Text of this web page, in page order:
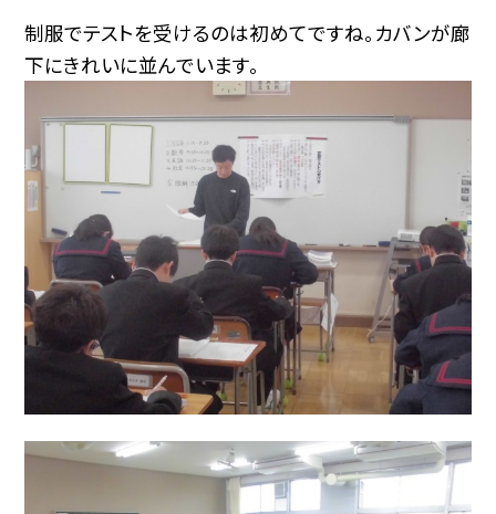
制服でテストを受けるのは初めてですね。カバンが廊
下にきれいに並んでいます。